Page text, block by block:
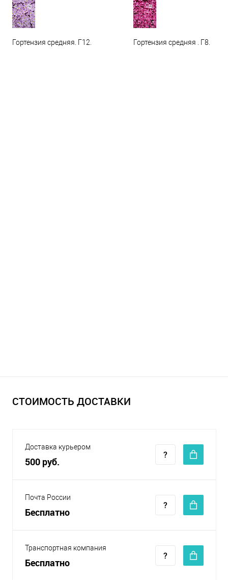
Гортензия средняя. Г12. Гортензия средняя . Г8.
СТОИМОСТЬ ДОСТАВКИ
Доставка курьером
500 руб.
Почта России
Бесплатно
Транспортная компания
Бесплатно